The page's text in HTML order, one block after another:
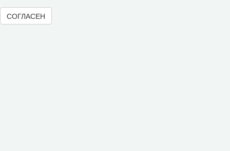
СОГЛАСЕН